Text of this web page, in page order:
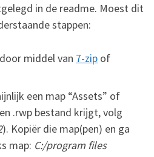
in de readme. Moest dit
stappen:
middel van 7-zip of
een map “Assets” of
.rwp bestand krijgt, volg
). Kopiër die map(pen) en ga
map: C:/program files